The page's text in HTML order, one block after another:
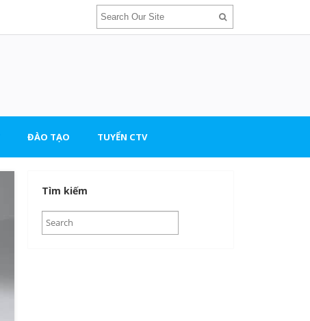
ĐÀO TẠO TUYỂN CTV
Tìm kiếm